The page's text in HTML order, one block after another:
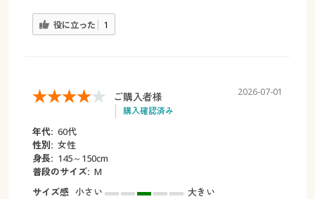
役に立った 1
ご購入者様
購入確認済み
2026-07-01
年代: 60代
性別: 女性
身長: 145～150cm
普段のサイズ: M
サイズ感 小さい
大きい